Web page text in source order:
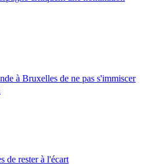
à Bruxelles de ne pas s'immiscer
de rester à l'écart